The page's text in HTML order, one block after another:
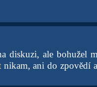
diskuzi, ale bohužel
ani do zpovědí